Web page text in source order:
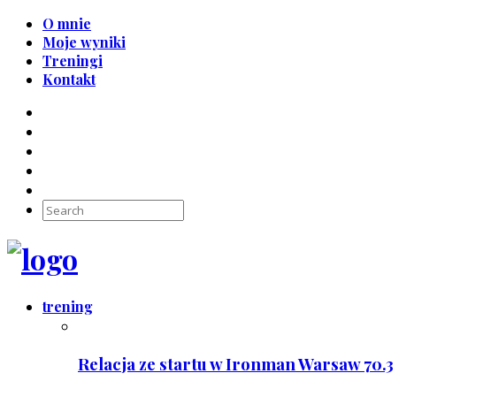
O mnie
Moje wyniki
Treningi
Kontakt
trening
Relacja ze startu w Ironman Warsaw 70.3